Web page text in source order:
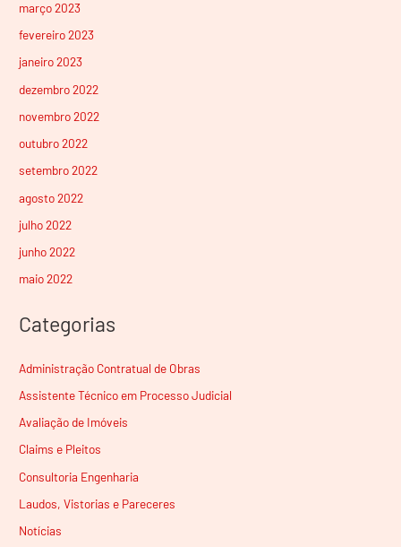
março 2023
fevereiro 2023
janeiro 2023
dezembro 2022
novembro 2022
outubro 2022
setembro 2022
agosto 2022
julho 2022
junho 2022
maio 2022
Categorias
Administração Contratual de Obras
Assistente Técnico em Processo Judicial
Avaliação de Imóveis
Claims e Pleitos
Consultoria Engenharia
Laudos, Vistorias e Pareceres
Notícias